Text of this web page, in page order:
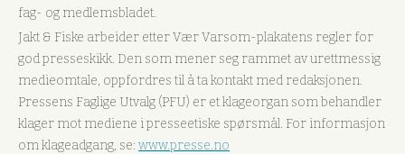
fag- og medlemsbladet.
Jakt & Fiske arbeider etter Vær Varsom-plakatens regler for
god presseskikk. Den som mener seg rammet av urettmessig
medieomtale, oppfordres til å ta kontakt med redaksjonen.
Pressens Faglige Utvalg (PFU) er et klageorgan som behandler
klager mot mediene i presseetiske spørsmål. For informasjon
om klageadgang, se: www.presse.no